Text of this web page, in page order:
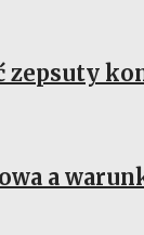
zepsuty
a